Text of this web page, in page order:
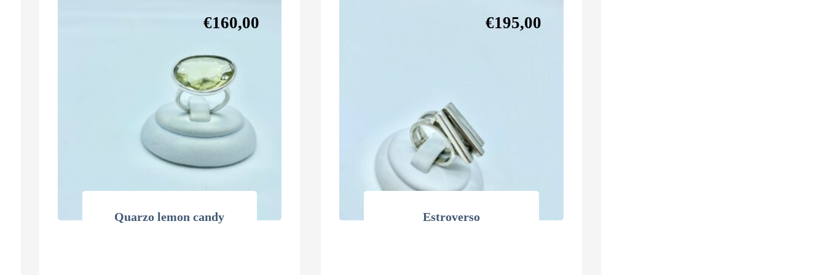
Quarzo lemon candy
€160,00
Estroverso
€195,00